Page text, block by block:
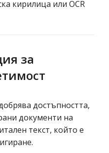
кирилица или OCR
за
достъпността,
документи на
текст, който е